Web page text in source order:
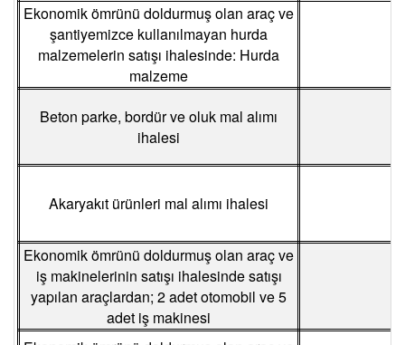
Ekonomik ömrünü doldurmuş olan araç ve
şantiyemizce kullanılmayan hurda
malzemelerin satışı ihalesinde: Hurda
malzeme
Beton parke, bordür ve oluk mal alımı
ihalesi
Akaryakıt ürünleri mal alımı ihalesi
Ekonomik ömrünü doldurmuş olan araç ve
iş makinelerinin satışı ihalesinde satışı
yapılan araçlardan; 2 adet otomobil ve 5
adet iş makinesi